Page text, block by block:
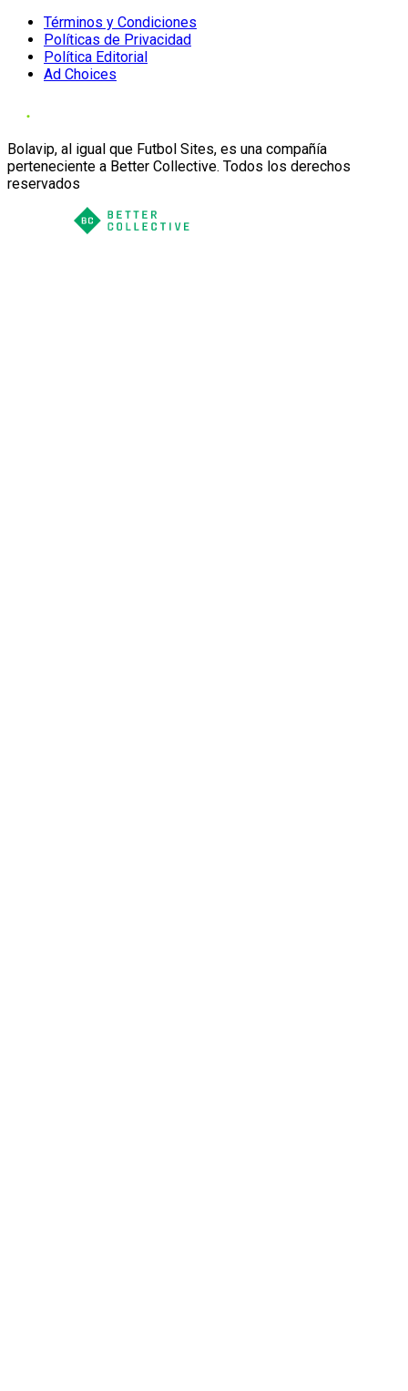
Términos y Condiciones
Políticas de Privacidad
Política Editorial
Ad Choices
Bolavip, al igual que Futbol Sites, es una compañía
perteneciente a Better Collective. Todos los derechos
reservados